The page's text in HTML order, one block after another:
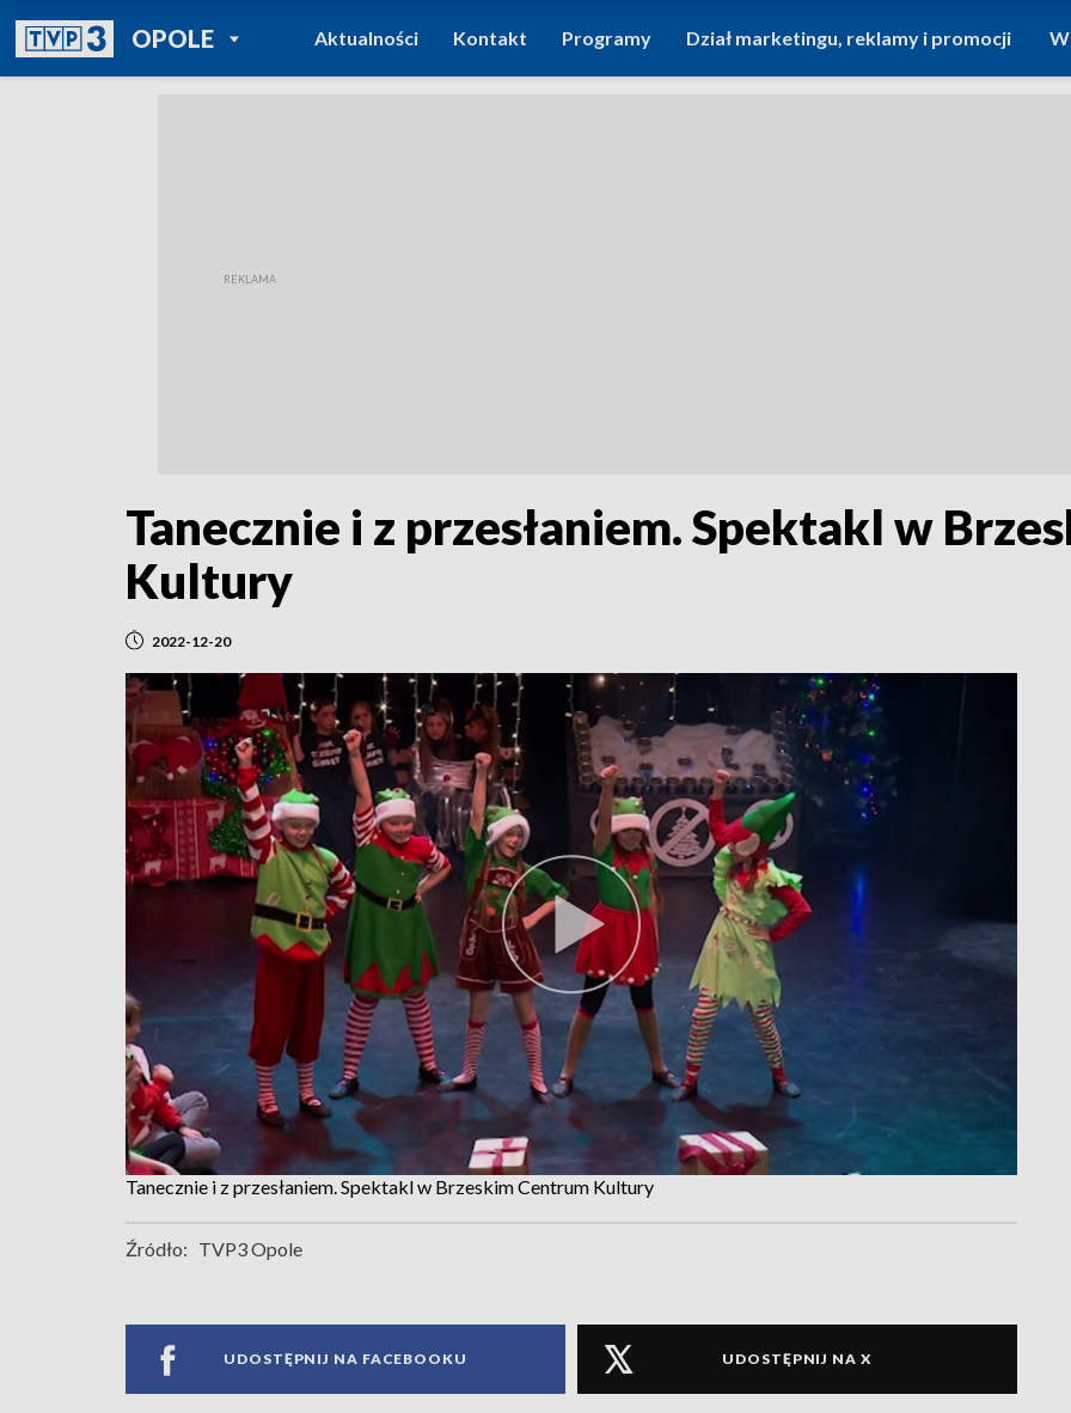
OPOLEPOWRÓT DO
TVP REGIONY
Aktualności Kontakt Programy Dział marketingu, reklamy i promocji
Tanecznie i z przesłaniem. Spektakl w
Kultury
2022-12-20
Tanecznie i z przesłaniem. Spektakl w Brzeskim Centrum Kultury
Źródło: TVP3 Opole
UDOSTĘPNIJ NA FACEBOOKU UDOSTĘPNIJ NA X